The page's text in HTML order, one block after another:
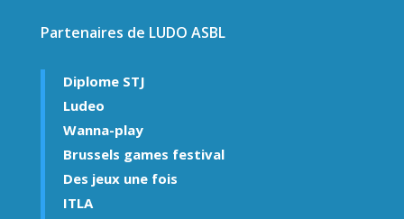
Partenaires de LUDO ASBL
Diplome STJ
Ludeo
Wanna-play
Brussels games festival
Des jeux une fois
ITLA